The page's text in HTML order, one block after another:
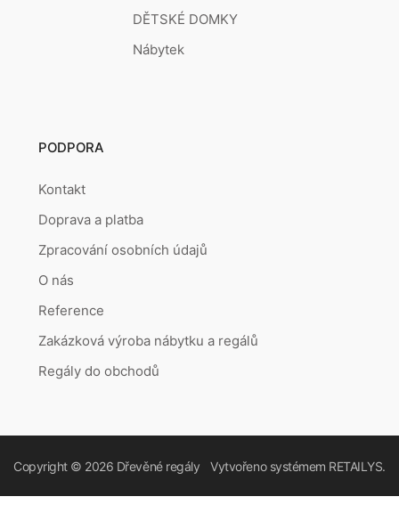
DĚTSKÉ DOMKY
Nábytek
PODPORA
Kontakt
Doprava a platba
Zpracování osobních údajů
O nás
Reference
Zakázková výroba nábytku a regálů
Regály do obchodů
Copyright © 2026 Dřevěné regály Vytvořeno systémem RETAILYS.